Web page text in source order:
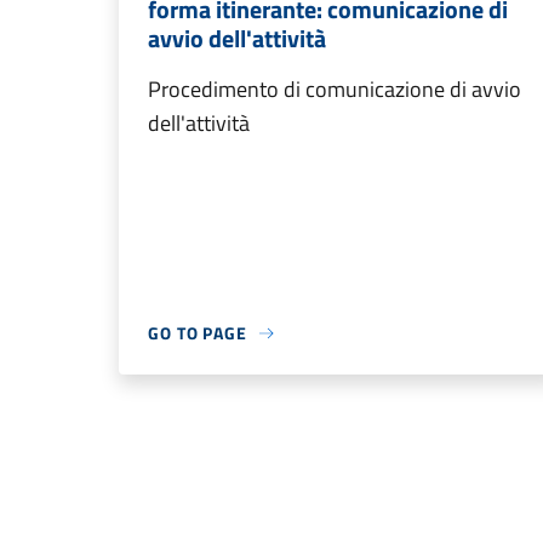
forma itinerante: comunicazione di
avvio dell'attività
Procedimento di comunicazione di avvio
dell'attività
GO TO PAGE